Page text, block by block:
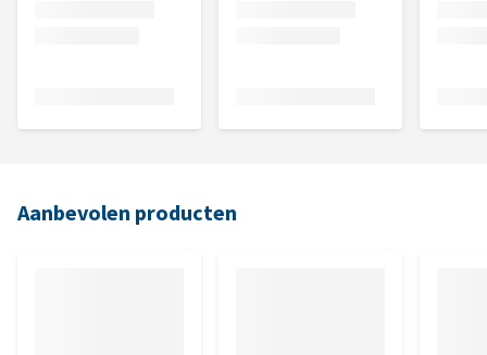
Aanbevolen producten